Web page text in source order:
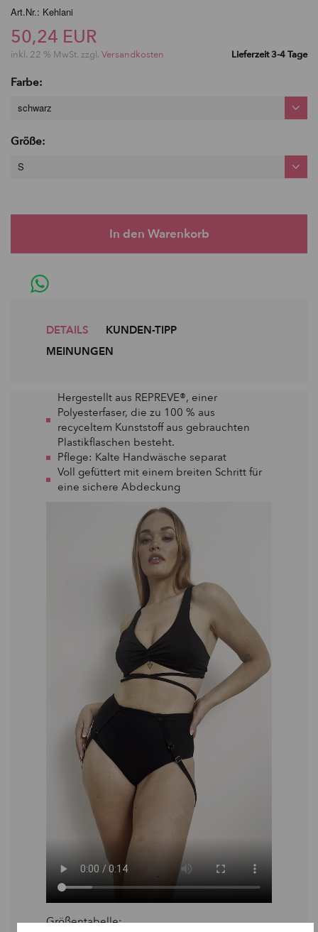
Art.Nr.: Kehlani
50,24 EUR
inkl. 22 % MwSt. zzgl. Versandkosten Lieferzeit 3-4 Tage
Farbe:
schwarz
Größe:
S
DETAILS
KUNDEN-TIPP
MEINUNGEN
Hergestellt aus REPREVE®, einer
Polyesterfaser, die zu 100 % aus
recyceltem Kunststoff aus gebrauchten
Plastikflaschen besteht.
Pflege: Kalte Handwäsche separat
Voll gefüttert mit einem breiten Schritt für
eine sichere Abdeckung
Größentabelle: